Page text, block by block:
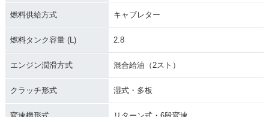
燃料供給方式 キャブレター
燃料タンク容量 (L) 2.8
エンジン潤滑方式 混合給油（2スト）
クラッチ形式 湿式・多板